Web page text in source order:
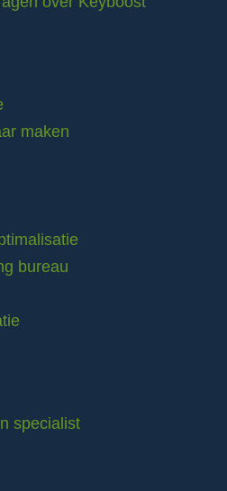
maken
bureau
specialist